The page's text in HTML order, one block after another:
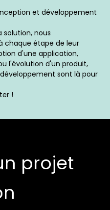
et développement
solution, nous
chaque étape de leur
d'une application,
l'évolution d'un produit,
sont là pour
!
projet